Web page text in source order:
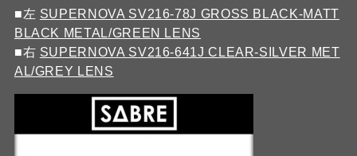
■左 SUPERNOVA SV216-78J GROSS BLACK-MATT
BLACK METAL/GREEN LENS
■右 SUPERNOVA SV216-641J CLEAR-SILVER MET
AL/GREY LENS